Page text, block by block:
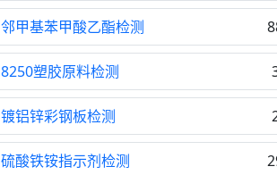
邻甲基苯甲酸乙酯检测
8250塑胶原料检测
镀铝锌彩钢板检测
硫酸铁铵指示剂检测